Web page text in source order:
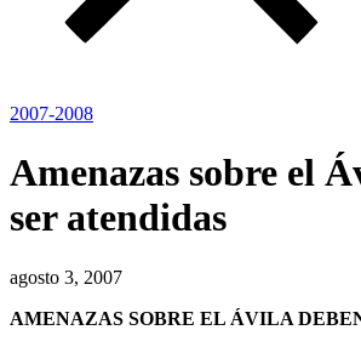
2007-2008
Amenazas sobre el
ser atendidas
agosto 3, 2007
AMENAZAS SOBRE EL ÁVILA